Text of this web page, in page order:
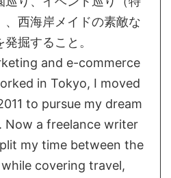
、西海岸メイドの素敵な
掘すること。
and e-commerce
in Tokyo, I moved
to pursue my dream
Now a freelance writer
my time between the
covering travel,